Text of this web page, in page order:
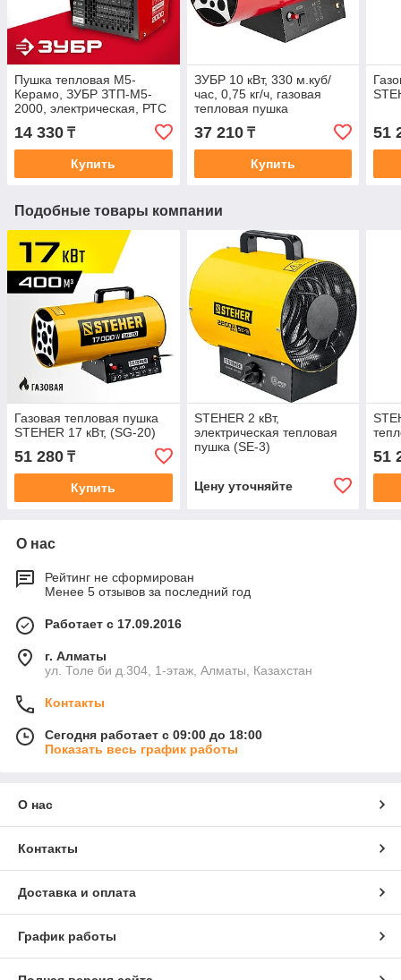
Пушка тепловая М5-
Керамо, ЗУБР ЗТП-М5-
2000, электрическая, РТС
керамический
нагреватель
14 330 ₸
Купить
ЗУБР 10 кВт, 330 м.куб/
час, 0,75 кг/ч, газовая
тепловая пушка
ТПГ-10000_М2, МАСТЕР
37 210₸
Купить
51
Подобные товары компании
Газовая тепловая пушка
STEHER 17 кВт, (SG-20)
51 280 ₸
Купить
STEHER 2 кВт,
электрическая тепловая
пушка (SE-3)
Цену уточняйте
51
О нас
Рейтинг не сформирован
Менее 5 отзывов за последний год
Работает с 17.09.2016
г. Алматы
ул. Толе би д.304, 1-этаж, Алматы, Казахстан
Контакты
Сегодня работает с 09:00 до 18:00
Показать весь график работы
О нас
Контакты
Доставка и оплата
График работы